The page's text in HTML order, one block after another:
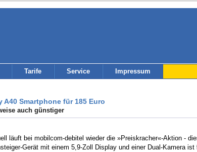
Tarife Service Impressum
Smartphone für 185 Euro
auch günstiger
läuft bei mobilcom-debitel wieder die »Preiskracher«-Aktion -
Gerät mit einem 5,9-Zoll Display und einer Dual-Kamera ist